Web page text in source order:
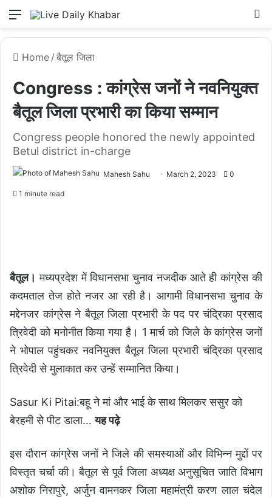
Menu
Home / बैतूल जिला
Congress : कांग्रेस जनों ने नवनियुक्त
बैतूल जिला प्रभारी का किया सम्मान
Congress people honored the newly appointed
Betul district in-charge
Mahesh Sahu March 2, 2023 0
1 minute read
बैतूल। मध्यप्रदेश में विधानसभा चुनाव नजदीक आते ही कांग्रेस की
कदमताल तेज होते नजर आ रही है। आगामी विधानसभा चुनाव के
मद्देनजर कांग्रेस ने बैतूल जिला प्रभारी के पद पर चंद्रिका प्रसाद
त्रिवेदी को मनोनीत किया गया है। 1 मार्च को जिले के कांग्रेस जनों
ने भोपाल पहुंचकर नवनियुक्त बैतूल जिला प्रभारी चंद्रिका प्रसाद
त्रिवेदी से मुलाकात कर उन्हें सम्मानित किया।
Sasur Ki Pitai:बहू ने मां और भाई के साथ मिलकर ससुर को
बेरहमी से पीट डाला…यह पढ़े
इस दौरान कांग्रेस जनों ने जिले की समस्याओं और विभिन्न मुद्दों पर
विस्तृत चर्चा की। बैतूल से पूर्व जिला अध्यक्ष अनुसूचित जाति विभाग
अशोक निरापुरे, अर्जुन वामनकर जिला महामंत्री करण लाल चंदेल